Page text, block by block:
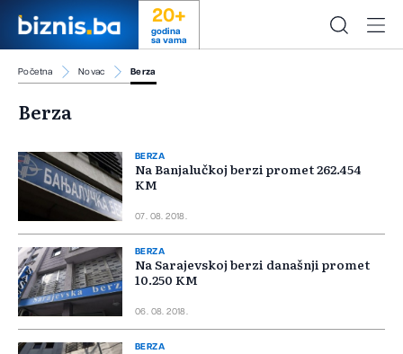
20+
godina
sa vama
Početna Novac Berza
Berza
BERZA
Na Banjalučkoj berzi promet 262.454
KM
07. 08. 2018.
BERZA
Na Sarajevskoj berzi današnji promet
10.250 KM
06. 08. 2018.
BERZA